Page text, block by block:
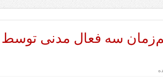
سه فعال مدنی توسط